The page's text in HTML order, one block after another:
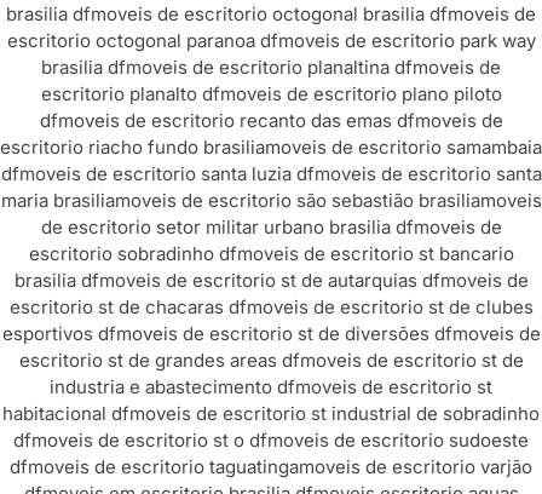
brasilia dfmoveis de escritorio octogonal brasilia dfmoveis de
escritorio octogonal paranoa dfmoveis de escritorio park way
brasilia dfmoveis de escritorio planaltina dfmoveis de
escritorio planalto dfmoveis de escritorio plano piloto
dfmoveis de escritorio recanto das emas dfmoveis de
escritorio riacho fundo brasiliamoveis de escritorio samambaia
dfmoveis de escritorio santa luzia dfmoveis de escritorio santa
maria brasiliamoveis de escritorio são sebastião brasiliamoveis
de escritorio setor militar urbano brasilia dfmoveis de
escritorio sobradinho dfmoveis de escritorio st bancario
brasilia dfmoveis de escritorio st de autarquias dfmoveis de
escritorio st de chacaras dfmoveis de escritorio st de clubes
esportivos dfmoveis de escritorio st de diversões dfmoveis de
escritorio st de grandes areas dfmoveis de escritorio st de
industria e abastecimento dfmoveis de escritorio st
habitacional dfmoveis de escritorio st industrial de sobradinho
dfmoveis de escritorio st o dfmoveis de escritorio sudoeste
dfmoveis de escritorio taguatingamoveis de escritorio varjão